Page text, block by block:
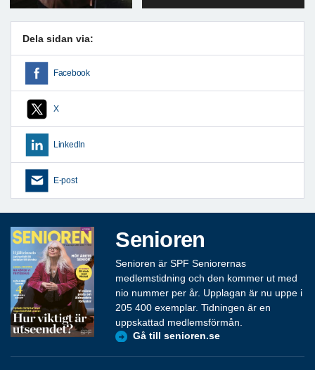
Dela sidan via:
Facebook
X
LinkedIn
E-post
Senioren
Senioren är SPF Seniorernas
medlemstidning och den kommer ut med
nio nummer per år. Upplagan är nu uppe i
205 400 exemplar. Tidningen är en
uppskattad medlemsförmån.
Gå till senioren.se